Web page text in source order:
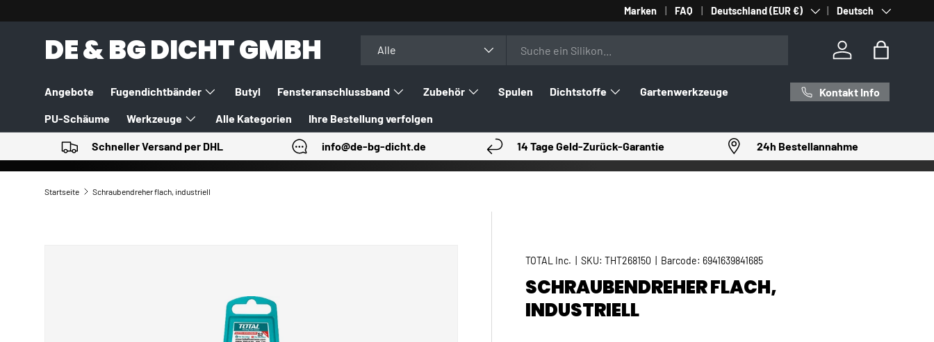
DIREKT ZUM INHALT
Marken FAQ Land/Region
Deutschland (EUR €) SpracheDeutsch
DE & BG DICHT GMBH Alle
Einloggen
Angebote Fugendichtbänder Butyl Fensteranschlussband Zubehör Spulen Dichtstoffe Gartenwerkzeuge
PU-Schäume Werkzeuge Alle Kategorien Ihre Bestellung verfolgen
Kontakt Info
Schneller Versand per DHL info@de-bg-dicht.de 14 Tage Geld-Zurück-Garantie 24h Bestellannahme
Startseite Schraubendreher flach, industriell
TOTAL Inc. |SKU: THT268150 Barcode: 6941639841685
SCHRAUBENDREHER FLACH,
INDUSTRIELL